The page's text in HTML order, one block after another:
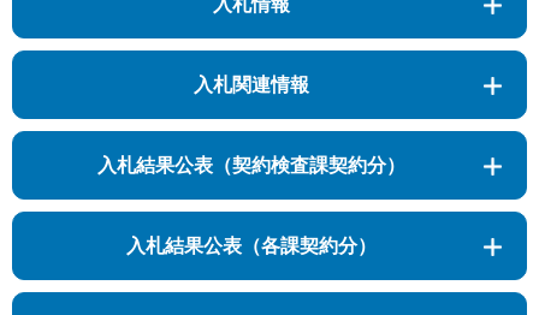
入札情報
入札関連情報
入札結果公表（契約検査課契約分）
入札結果公表（各課契約分）